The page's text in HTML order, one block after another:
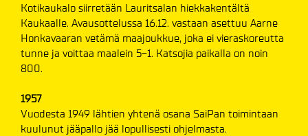
Kotikaukalo siirretään Lauritsalan hiekkakentältä
Kaukaalle. Avausottelussa 16.12. vastaan asettuu Aarne
Honkavaaran vetämä maajoukkue, joka ei vieraskoreutta
tunne ja voittaa maalein 5-1. Katsojia paikalla on noin
800.
1957
Vuodesta 1949 lähtien yhtenä osana SaiPan toimintaan
kuulunut jääpallo jää lopullisesti ohjelmasta.